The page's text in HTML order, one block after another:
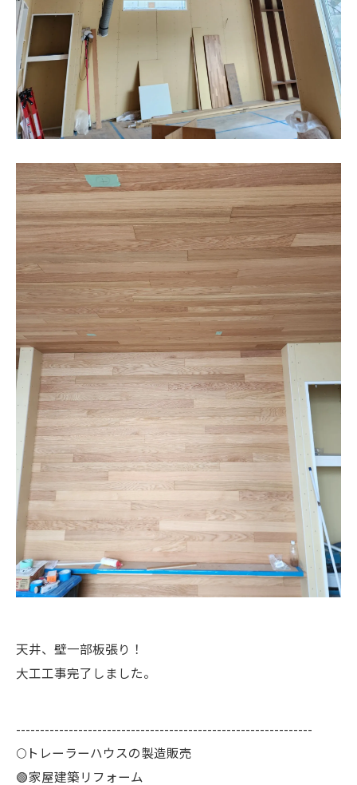
天井、壁一部板張り！
大工工事完了しました。
--------------------------------------------------------------
🌕️トレーラーハウスの製造販売
🟢家屋建築リフォーム